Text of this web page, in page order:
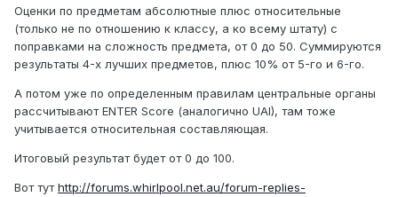
Оценки по предметам абсолютные плюс относительные
(только не по отношению к классу, а ко всему штату) с
поправками на сложность предмета, от 0 до 50. Суммируются
результаты 4-х лучших предметов, плюс 10% от 5-го и 6-го.
А потом уже по определенным правилам центральные органы
рассчитывают ENTER Score (аналогично UAI), там тоже
учитывается относительная составляющая.
Итоговый результат будет от 0 до 100.
Вот тутhttp://forums.whirlpool.net.au/forum-replies-